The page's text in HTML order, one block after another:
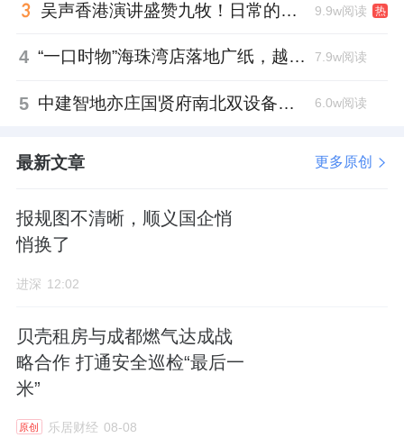
女主人打造闺蜜下午茶的私属领地。
商务上，书房空间静谧私密，适合商务会谈或
宽无竖梃玻璃将波光引入室内，吧台与水面几
般闲事心境，让会议亦成雅集。
间恍若穿行于宋人山水。山水游廊依水而筑，
都是一幅被精心装裱的画意。
休闲上，SPA区与国内顶级品牌隐逸SPA合
吴声香港演讲盛赞九牧！日常的小锚点变成科技突破点！ 9.9w阅读 热
4 “一口时物”海珠湾店落地广纸，越秀地产以“新鲜现制”商业新场景打造社区高品质生活 7.9w阅读
5 中建智地亦庄国贤府南北双设备平台，得房率创区域新高 6.0w阅读
最新文章 更多原创
报规图不清晰，顺义国企悄
悄换了
进深 12:02
贝壳租房与成都燃气达成战
略合作 打通安全巡检“最后一
米”
原创 乐居财经 08-08